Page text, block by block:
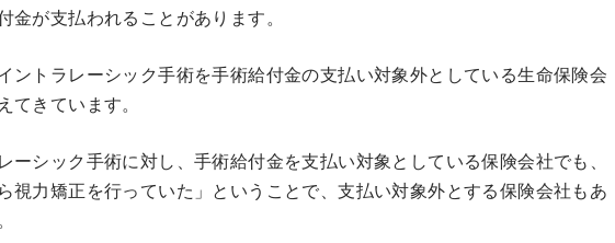
金が支払われることがあります。
ントラレーシック手術を手術給付金の支払い対象外としている生命保険会
てきています。
ーシック手術に対し、手術給付金を支払い対象としている保険会社でも、
ら視力矯正を行っていた」ということで、支払い対象外とする保険会社もあ